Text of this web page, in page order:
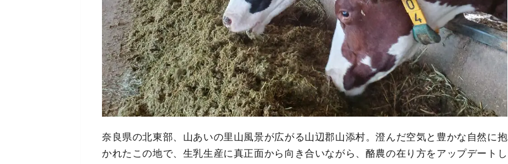
奈良県の北東部、山あいの里山風景が広がる山辺郡山添村。澄んだ空気と豊かな自然に抱
かれたこの地で、生乳生産に真正面から向き合いながら、酪農の在り方をアップデートし